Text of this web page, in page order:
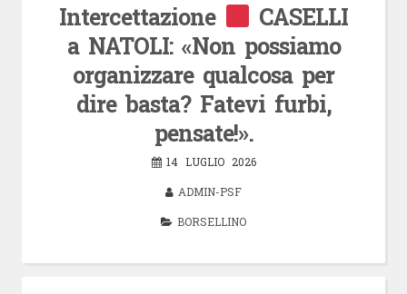
Intercettazione
CASELLI
a NATOLI: «Non possiamo
organizzare qualcosa per
dire basta? Fatevi furbi,
pensate!».
14 LUGLIO 2026
ADMIN-PSF
BORSELLINO